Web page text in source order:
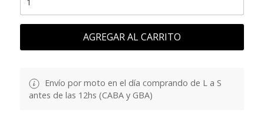
AGREGAR AL CARRITO
Envío por moto en el día comprando de L a S
antes de las 12hs (CABA y GBA)